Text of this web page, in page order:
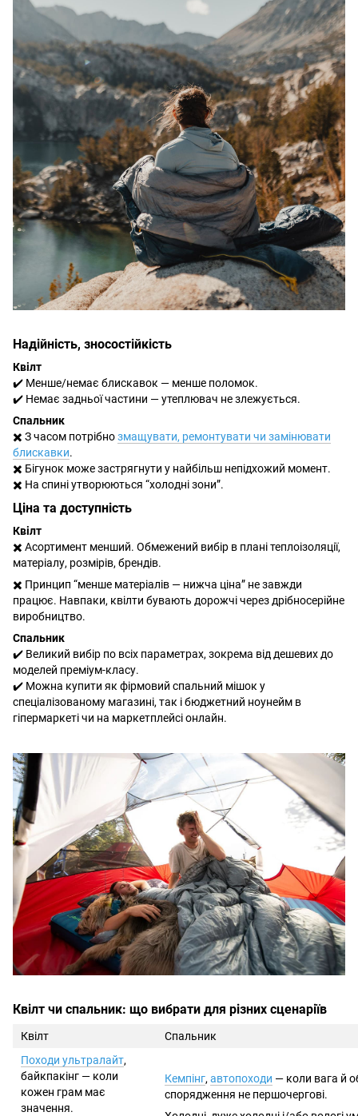
Надійність, зносостійкість
Квілт
✔️ Менше/немає блискавок — менше поломок.
✔️ Немає задньої частини — утеплювач не злежується.
Спальник
✖️ З часом потрібнозмащувати, ремонтувати чи замінювати
блискавки.
✖️ Бігунок може застрягнути у найбільш непідхожий момент.
✖️ На спині утворюються “холодні зони”.
Ціна та доступність
Квілт
✖️ Асортимент менший. Обмежений вибір в плані теплоізоляції,
матеріалу, розмірів, брендів.
✖️ Принцип “менше матеріалів — нижча ціна” не завжди
працює. Навпаки, квілти бувають дорожчі через дрібносерійне
виробництво.
Спальник
✔️ Великий вибір по всіх параметрах, зокрема від дешевих до
моделей преміум-класу.
✔️ Можна купити як фірмовий спальний мішок у
спеціалізованому магазині, так і бюджетний ноунейм в
гіпермаркеті чи на маркетплейсі онлайн.
Квілт чи спальник: що вибрати для різних сценаріїв
Квілт
Спальник
Походи ультралайт,
байкпакінг — коли
кожен грам має
значення.
Кемпінг, автопоходи — коли вага й
спорядження не першочергові.